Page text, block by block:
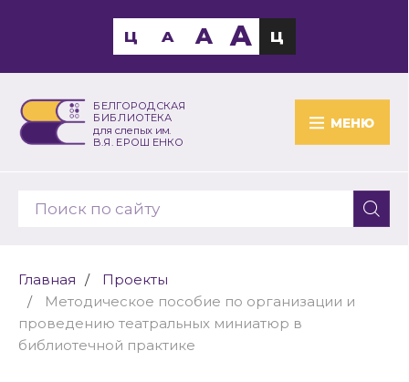
БЕЛГОРОДСКАЯ
БИБЛИОТЕКА
для слепых им.
В.Я. ЕРОШЕНКО
МЕНЮ
Ц A A A Ц
Главная
Проекты
Методическое пособие по организации и
проведению театральных миниатюр в
библиотечной практике